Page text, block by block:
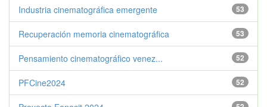
53
Industria cinematográfica emergente
53
Recuperación memoria cinematográfica
52
Pensamiento cinematográfico venez...
52
PFCine2024